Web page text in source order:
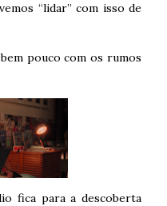
“lidar” com isso de
pouco com os rumos
fica para a descoberta